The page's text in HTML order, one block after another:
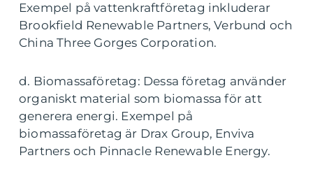
Exempel på vattenkraftföretag inkluderar
Brookfield Renewable Partners, Verbund och
China Three Gorges Corporation.
d. Biomassaföretag: Dessa företag använder
organiskt material som biomassa för att
generera energi. Exempel på
biomassaföretag är Drax Group, Enviva
Partners och Pinnacle Renewable Energy.